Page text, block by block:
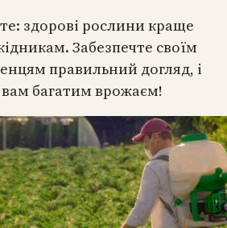
здорові рослини краще
Забезпечте своїм
правильний догляд, і
вам багатим врожаєм!